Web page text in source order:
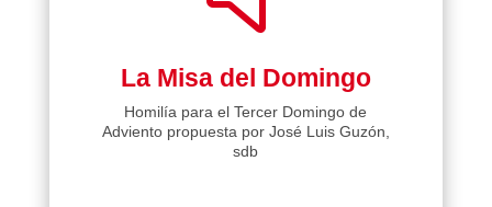
La Misa del Domingo
Homilía para el Tercer Domingo de
Adviento propuesta por José Luis Guzón,
sdb